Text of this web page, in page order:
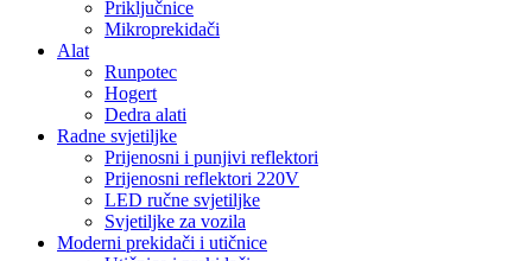
Priključnice
Mikroprekidači
Alat
Runpotec
Hogert
Dedra alati
Radne svjetiljke
Prijenosni i punjivi reflektori
Prijenosni reflektori 220V
LED ručne svjetiljke
Svjetiljke za vozila
Moderni prekidači i utičnice